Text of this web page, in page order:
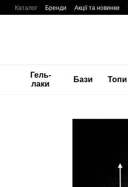
Перейти до основного контенту
Каталог Бренди Акції та новинки
Гель-
лаки
Бази Топи